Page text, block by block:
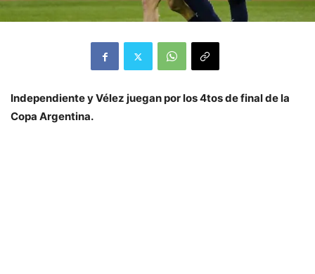
Independiente y Vélez juegan por los 4tos de final de la
Copa Argentina.